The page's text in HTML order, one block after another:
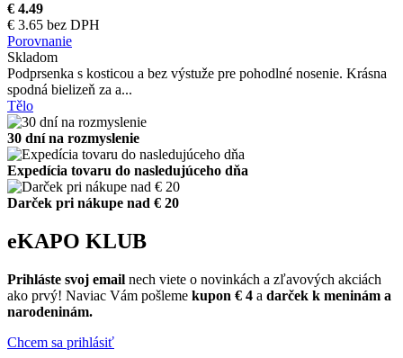
€ 4.49
€ 3.65 bez DPH
Porovnanie
Skladom
Podprsenka s kosticou a bez výstuže pre pohodlné nosenie. Krásna
spodná bielizeň za a...
Tělo
30 dní na rozmyslenie
Expedícia tovaru do nasledujúceho dňa
Darček pri nákupe nad € 20
eKAPO KLUB
Prihláste svoj email nech viete o novinkách a zľavových akciách
ako prvý! Naviac Vám pošleme kupon € 4 a darček k meninám a
narodeninám.
Chcem sa prihlásiť